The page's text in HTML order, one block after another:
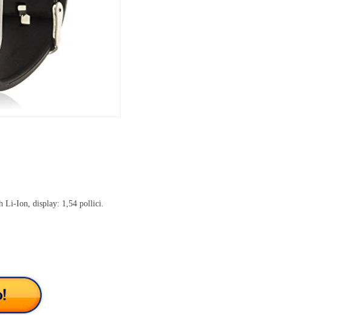
Li-Ion, display: 1,54 pollici.